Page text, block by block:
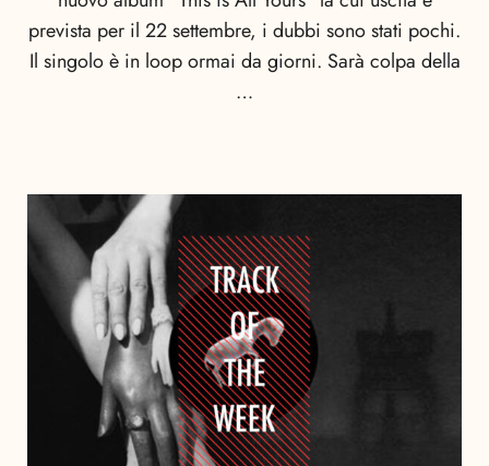
prevista per il 22 settembre, i dubbi sono stati pochi.
Il singolo è in loop ormai da giorni. Sarà colpa della
…